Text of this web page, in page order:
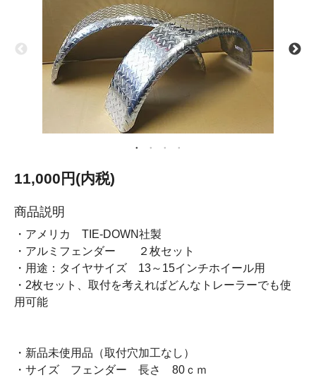
11,000円(内税)
商品説明
・アメリカ TIE-DOWN社製
・アルミフェンダー ２枚セット
・用途：タイヤサイズ 13～15インチホイール用
・2枚セット、取付を考えればどんなトレーラーでも使
用可能
・新品未使用品（取付穴加工なし）
・サイズ フェンダー 長さ 80ｃｍ